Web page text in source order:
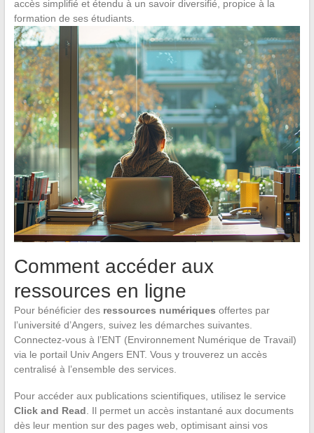
accès simplifié et étendu à un savoir diversifié, propice à la
formation de ses étudiants.
Comment accéder aux
ressources en ligne
Pour bénéficier des ressources numériques offertes par
l’université d’Angers, suivez les démarches suivantes.
Connectez-vous à l’ENT (Environnement Numérique de Travail)
via le portail Univ Angers ENT. Vous y trouverez un accès
centralisé à l’ensemble des services.
Pour accéder aux publications scientifiques, utilisez le service
Click and Read . Il permet un accès instantané aux documents
dès leur mention sur des pages web, optimisant ainsi vos